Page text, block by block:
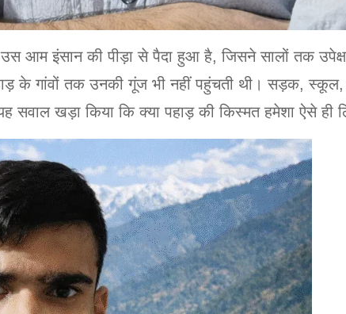
आम इंसान की पीड़ा से पैदा हुआ है, जिसने सालों तक
के गांवों तक उनकी गूंज भी नहीं पहुंचती थी। सड़क,
सवाल खड़ा किया कि क्या पहाड़ की किस्मत हमेशा ऐसे ही